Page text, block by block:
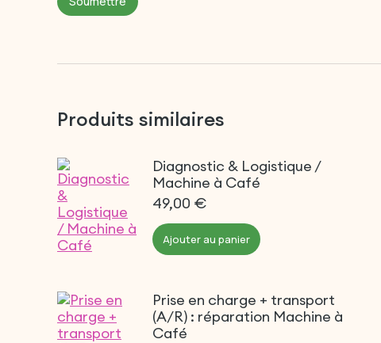
Produits similaires
Diagnostic & Logistique /
Machine à Café
49,00 €
Ajouter au panier
Prise en charge + transport
(A/R) : réparation Machine à
Café